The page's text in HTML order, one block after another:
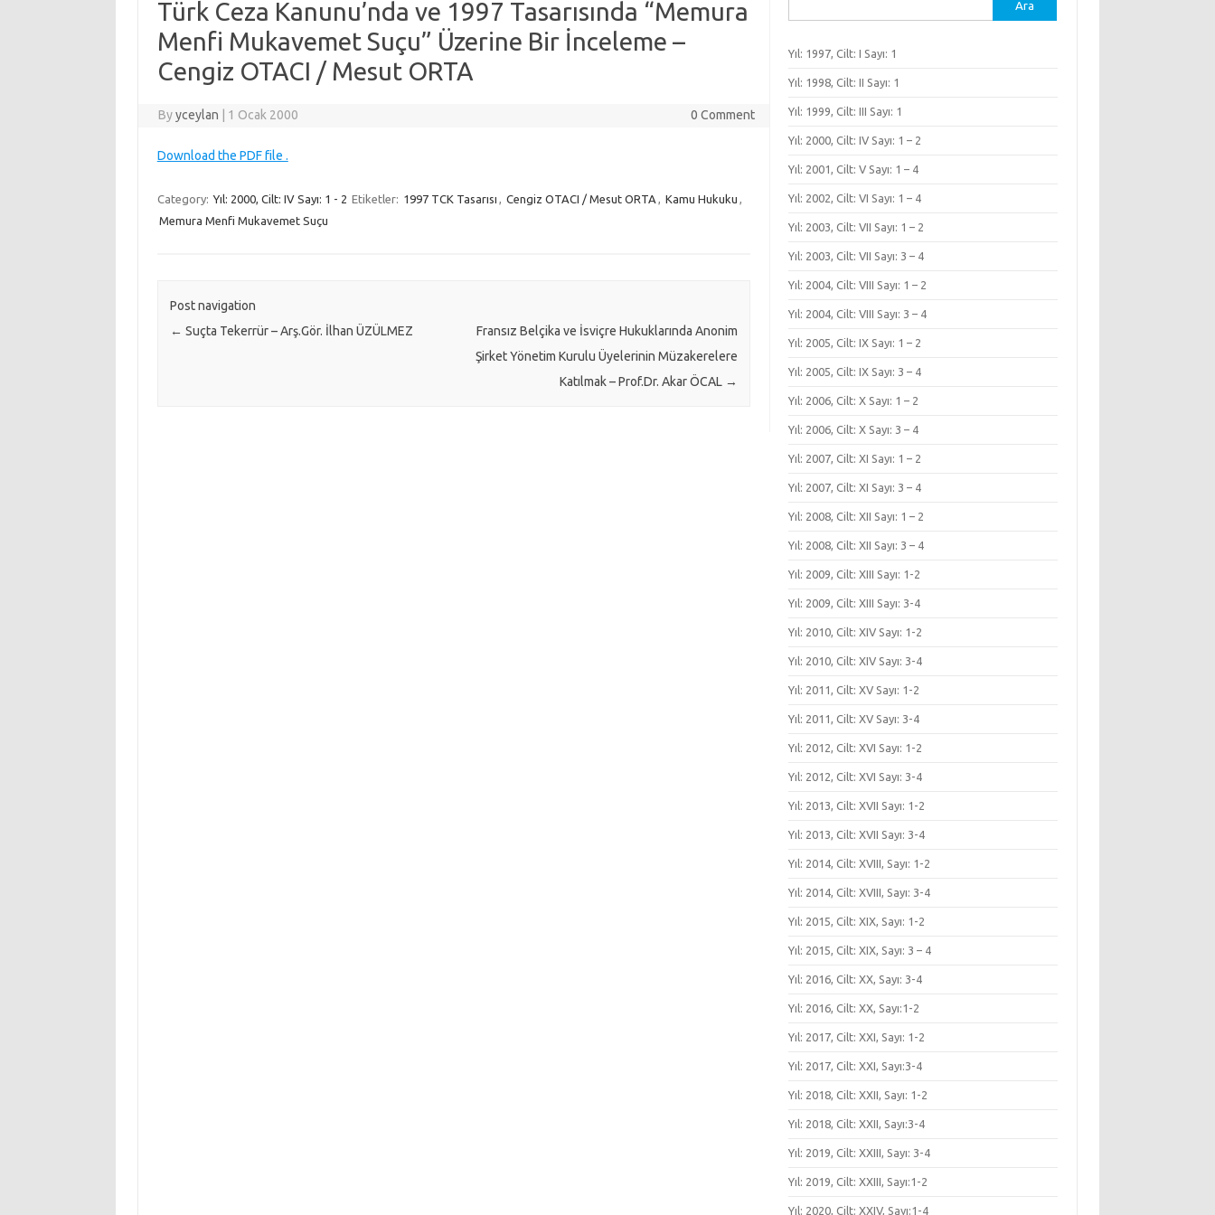
Türk Ceza Kanunu’nda ve 1997 Tasarısında “Memura
Menfi Mukavemet Suçu” Üzerine Bir İnceleme –
Cengiz OTACI / Mesut ORTA
Byyceylan 1 Ocak 2000 0 Comment
Download the PDF file .
Category: Yıl: 2000, Cilt: IV Sayı: 1 - 2 Etiketler: 1997 TCK Tasarısı , Cengiz OTACI / Mesut ORTA , Kamu Hukuku ,
Memura Menfi Mukavemet Suçu
Post navigation
← Suçta Tekerrür – Arş.Gör. İlhan ÜZÜLMEZ
Fransız Belçika ve İsviçre Hukuklarında Anonim
Şirket Yönetim Kurulu Üyelerinin Müzakerelere
Katılmak – Prof.Dr. Akar ÖCAL →
Yıl: 1997, Cilt: I Sayı: 1
Yıl: 1998, Cilt: II Sayı: 1
Yıl: 1999, Cilt: III Sayı: 1
Yıl: 2000, Cilt: IV Sayı: 1 – 2
Yıl: 2001, Cilt: V Sayı: 1 – 4
Yıl: 2002, Cilt: VI Sayı: 1 – 4
Yıl: 2003, Cilt: VII Sayı: 1 – 2
Yıl: 2003, Cilt: VII Sayı: 3 – 4
Yıl: 2004, Cilt: VIII Sayı: 1 – 2
Yıl: 2004, Cilt: VIII Sayı: 3 – 4
Yıl: 2005, Cilt: IX Sayı: 1 – 2
Yıl: 2005, Cilt: IX Sayı: 3 – 4
Yıl: 2006, Cilt: X Sayı: 1 – 2
Yıl: 2006, Cilt: X Sayı: 3 – 4
Yıl: 2007, Cilt: XI Sayı: 1 – 2
Yıl: 2007, Cilt: XI Sayı: 3 – 4
Yıl: 2008, Cilt: XII Sayı: 1 – 2
Yıl: 2008, Cilt: XII Sayı: 3 – 4
Yıl: 2009, Cilt: XIII Sayı: 1-2
Yıl: 2009, Cilt: XIII Sayı: 3-4
Yıl: 2010, Cilt: XIV Sayı: 1-2
Yıl: 2010, Cilt: XIV Sayı: 3-4
Yıl: 2011, Cilt: XV Sayı: 1-2
Yıl: 2011, Cilt: XV Sayı: 3-4
Yıl: 2012, Cilt: XVI Sayı: 1-2
Yıl: 2012, Cilt: XVI Sayı: 3-4
Yıl: 2013, Cilt: XVII Sayı: 1-2
Yıl: 2013, Cilt: XVII Sayı: 3-4
Yıl: 2014, Cilt: XVIII, Sayı: 1-2
Yıl: 2014, Cilt: XVIII, Sayı: 3-4
Yıl: 2015, Cilt: XIX, Sayı: 1-2
Yıl: 2015, Cilt: XIX, Sayı: 3 – 4
Yıl: 2016, Cilt: XX, Sayı: 3-4
Yıl: 2016, Cilt: XX, Sayı:1-2
Yıl: 2017, Cilt: XXI, Sayı: 1-2
Yıl: 2017, Cilt: XXI, Sayı:3-4
Yıl: 2018, Cilt: XXII, Sayı: 1-2
Yıl: 2018, Cilt: XXII, Sayı:3-4
Yıl: 2019, Cilt: XXIII, Sayı: 3-4
Yıl: 2019, Cilt: XXIII, Sayı:1-2
Yıl: 2020, Cilt: XXIV, Sayı:1-4